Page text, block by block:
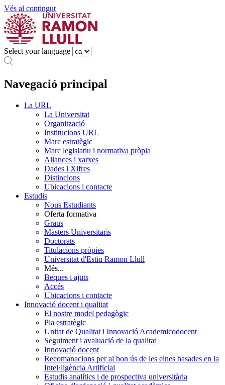
Vés al contingut
Select your language
Navegació principal
La URL
La Universitat
Organització
Institucions URL
Marc estratègic
Marc legislatiu i normativa pròpia
Aliances i xarxes
Dades i Xifres
Distincions
Ubicacions i contacte
Estudis
Nous Estudiants
Oferta formativa
Graus
Màsters Universitaris
Doctorats
Titulacions pròpies
Universitat d'Estiu Ramon Llull
Més...
Beques i ajuts
Accés
Ubicacions i contacte
Innovació docent i qualitat
El nostre model pedagògic
Pla estratègic
Unitat de Qualitat i Innovació Academicodocent
Seguiment i avaluació de la qualitat
Innovació docent
Recomanacions per al bon ús de les eines basades en la
Intel·ligència Artificial
Estudis analítics i de prospectiva universitària